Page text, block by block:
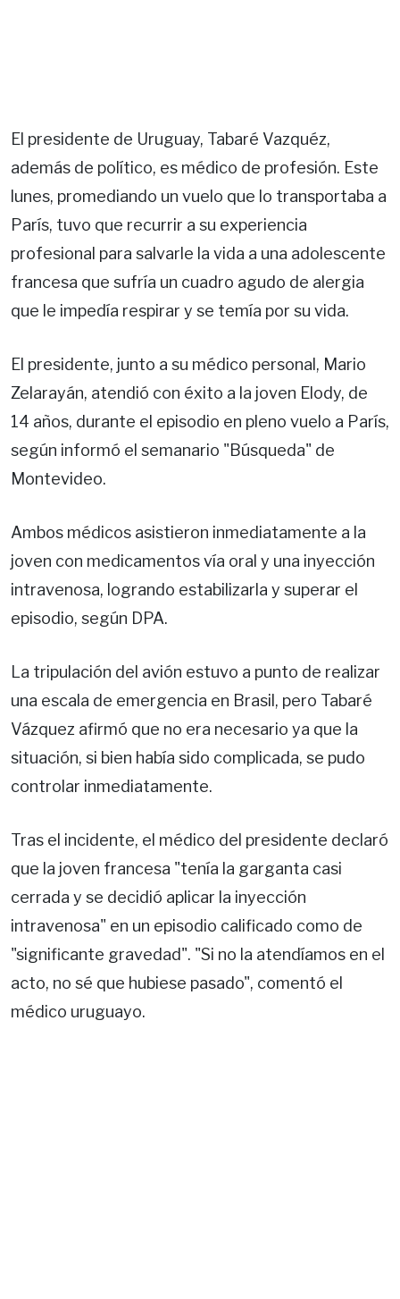
El presidente de Uruguay, Tabaré Vazquéz,
además de político, es médico de profesión. Este
lunes, promediando un vuelo que lo transportaba a
París, tuvo que recurrir a su experiencia
profesional para salvarle la vida a una adolescente
francesa que sufría un cuadro agudo de alergia
que le impedía respirar y se temía por su vida.
El presidente, junto a su médico personal, Mario
Zelarayán, atendió con éxito a la joven Elody, de
14 años, durante el episodio en pleno vuelo a París,
según informó el semanario "Búsqueda" de
Montevideo.
Ambos médicos asistieron inmediatamente a la
joven con medicamentos vía oral y una inyección
intravenosa, logrando estabilizarla y superar el
episodio, según DPA.
La tripulación del avión estuvo a punto de realizar
una escala de emergencia en Brasil, pero Tabaré
Vázquez afirmó que no era necesario ya que la
situación, si bien había sido complicada, se pudo
controlar inmediatamente.
Tras el incidente, el médico del presidente declaró
que la joven francesa "tenía la garganta casi
cerrada y se decidió aplicar la inyección
intravenosa" en un episodio calificado como de
"significante gravedad". "Si no la atendíamos en el
acto, no sé que hubiese pasado", comentó el
médico uruguayo.